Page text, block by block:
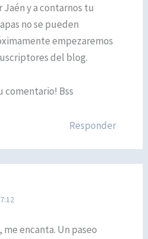
Jaén y a contarnos tu
no se pueden
empezaremos
del blog.
comentario! Bss
Responder
encanta. Un paseo